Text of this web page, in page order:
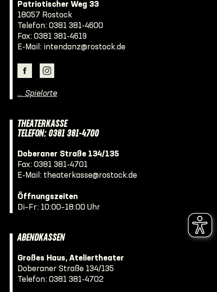
Patriotischer Weg 33
18057 Rostock
Telefon: 0381 381-4600
Fax: 0381 381-4619
E-Mail: intendanz@rostock.de
… Spielorte
THEATERKASSE
TELEFON: 0381 381-4700
Doberaner Straße 134/135
Fax: 0381 381-4701
E-Mail: theaterkasse@rostock.de
Öffnungszeiten
Di–Fr: 10:00–18:00 Uhr
ABENDKASSEN
Großes Haus, Ateliertheater
Doberaner Straße 134/135
Telefon: 0381 381-4702